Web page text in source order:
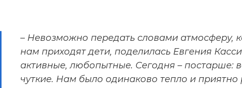
– Невозможно передать словами атмосферу,
нам приходят дети, поделилась Евгения
активные, любопытные. Сегодня – постарше:
чуткие. Нам было одинаково тепло и